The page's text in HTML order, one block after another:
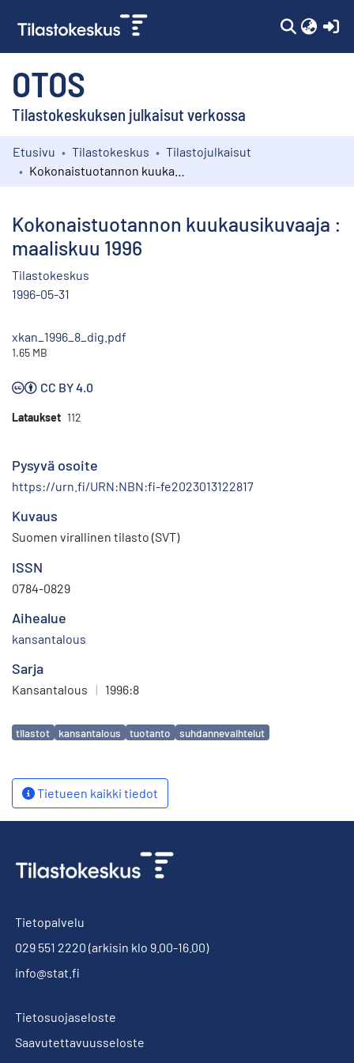
OTOS
Tilastokeskuksen julkaisut verkossa
Kokoelmat
Etusivu Tilastokeskus
Tilastojulkaisut
Kokonaistuotannon kuukausikuvaaja :
maaliskuu 1996
Tilastokeskus
1996-05-31
xkan_1996_8_dig.pdf
1.65 MB
CC BY 4.0
Lataukset 112
Pysyvä osoite
https://urn.fi/URN:NBN:fi-fe2023013122817
Kuvaus
Suomen virallinen tilasto (SVT)
ISSN
0784-0829
Aihealue
kansantalous
Sarja
Kansantalous | 1996:8
Avainsanat
tilastot kansantalous tuotanto suhdannevaihtelut
Tietueen kaikki tiedot
Tietopalvelu
029 551 2220 (arkisin klo 9.00-16.00)
info@stat.fi
Tietosuojaseloste
Saavutettavuusseloste